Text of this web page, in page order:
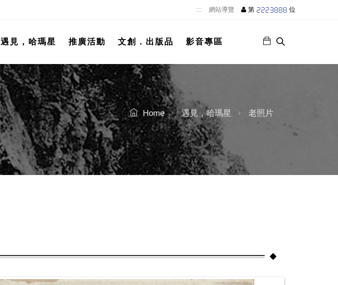
::: 網站導覽 第 位
遇見，哈瑪星 推廣活動 文創．出版品 影音專區
Home 遇見，哈瑪星 老照片